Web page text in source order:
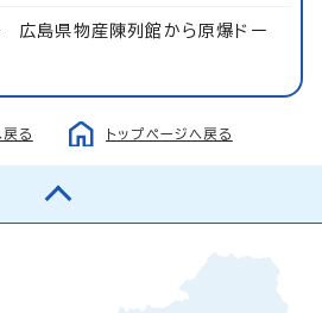
広島県物産陳列館から原爆ドー
戻る トップページへ戻る